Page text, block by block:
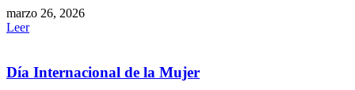
marzo 26, 2026
Leer
Día Internacional de la Mujer